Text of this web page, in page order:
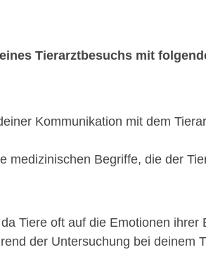
Tierarztbesuchs mit
Kommunikation mit dem
medizinischen Begriffe, die der
Tiere oft auf die Emotionen ihrer
der Untersuchung bei deinem